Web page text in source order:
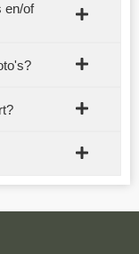
en/of